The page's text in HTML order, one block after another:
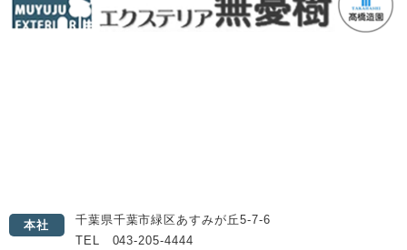
本社
千葉県千葉市緑区あすみが丘5-7-6
TEL 043-205-4444